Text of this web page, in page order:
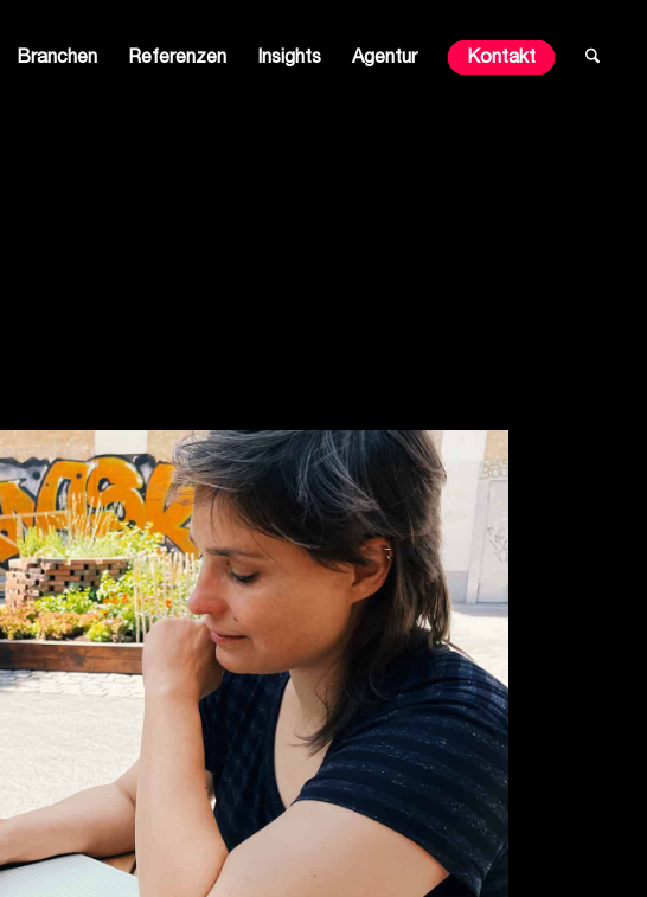
Branchen Referenzen Insights Agentur Kontakt